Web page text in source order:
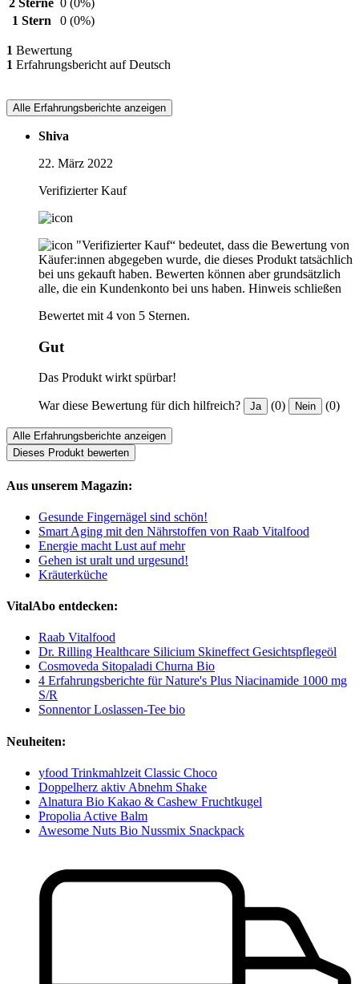
1 Stern
0 (0%)
1 Bewertung
1 Erfahrungsbericht auf Deutsch
Alle Erfahrungsberichte anzeigen
Shiva
22. März 2022
Verifizierter Kauf
"Verifizierter Kauf“ bedeutet, dass die Bewertung von
Käufer:innen abgegeben wurde, die dieses Produkt tatsächlich
bei uns gekauft haben. Bewerten können aber grundsätzlich
alle, die ein Kundenkonto bei uns haben. Hinweis schließen
Bewertet mit 4 von 5 Sternen.
Gut
Das Produkt wirkt spürbar!
War diese Bewertung für dich hilfreich? Ja (0) Nein (0)
Alle Erfahrungsberichte anzeigen
Dieses Produkt bewerten
Aus unserem Magazin:
Gesunde Fingernägel sind schön!
Smart Aging mit den Nährstoffen von Raab Vitalfood
Energie macht Lust auf mehr
Gehen ist uralt und urgesund!
Kräuterküche
VitalAbo entdecken:
Raab Vitalfood
Dr. Rilling Healthcare Silicium Skineffect Gesichtspflegeöl
Cosmoveda Sitopaladi Churna Bio
4 Erfahrungsberichte für Nature's Plus Niacinamide 1000 mg
S/R
Sonnentor Loslassen-Tee bio
Neuheiten:
yfood Trinkmahlzeit Classic Choco
Doppelherz aktiv Abnehm Shake
Alnatura Bio Kakao & Cashew Fruchtkugel
Propolia Active Balm
Awesome Nuts Bio Nussmix Snackpack